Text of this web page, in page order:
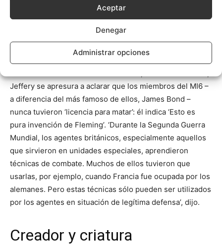
Aceptar
Denegar
Administrar opciones
interesantes que los de la ficción’, dice Jeffery. ‘El James
Bond de las películas se parece más con un superhéroe
de dibujos animados que con un agente de carne y
hueso’.
Jeffery se apresura a aclarar que los miembros del MI6 –
a diferencia del más famoso de ellos, James Bond –
nunca tuvieron ‘licencia para matar’: él indica ‘Esto es
pura invención de Fleming’. ‘Durante la Segunda Guerra
Mundial, los agentes británicos, especialmente aquellos
que sirvieron en unidades especiales, aprendieron
técnicas de combate. Muchos de ellos tuvieron que
usarlas, por ejemplo, cuando Francia fue ocupada por los
alemanes. Pero estas técnicas sólo pueden ser utilizados
por los agentes en situación de legítima defensa’, dijo.
Creador y criatura